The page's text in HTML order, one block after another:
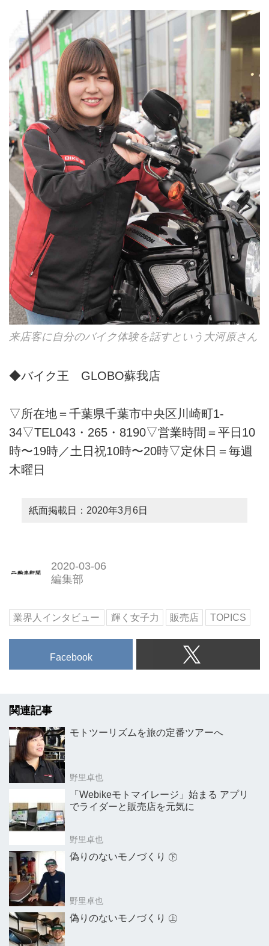
来店客に自分のバイク体験を話すという大河原さん
◆バイク王 GLOBO蘇我店
▽所在地＝千葉県千葉市中央区川崎町1-
34▽TEL043・265・8190▽営業時間＝平日10
時〜19時／土日祝10時〜20時▽定休日＝毎週
木曜日
紙面掲載日：2020年3月6日
2020-03-06
編集部
業界人インタビュー 輝く女子力 販売店 TOPICS
Facebook
関連記事
モトツーリズムを旅の定番ツアーへ
野里卓也
「Webikeモトマイレージ」始まる アプリ
でライダーと販売店を元気に
野里卓也
偽りのないモノづくり ㊦
野里卓也
偽りのないモノづくり ㊤